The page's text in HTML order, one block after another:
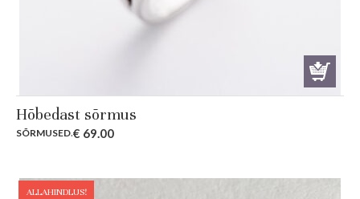
Hõbedast sõrmus
SÕRMUSED.€ 69.00
ALLAHINDLUS!